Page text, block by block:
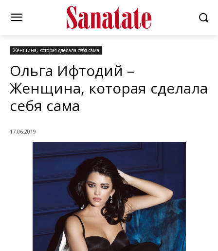
Женщина, которая сделала себя сама
Ольга Ифтодий –
Женщина, которая сделала
себя сама
17.06.2019